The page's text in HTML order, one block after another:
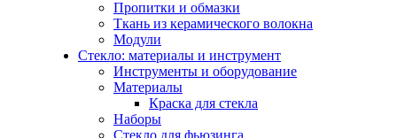
Пропитки и обмазки
Ткань из керамического волокна
Модули
Стекло: материалы и инструмент
Инструменты и оборудование
Материалы
Краска для стекла
Наборы
Стекло для фьюзинга